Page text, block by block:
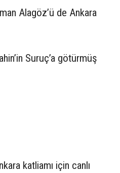
Alagöz’ü de Ankara
Suruç’a götürmüş
katliamı için canlı